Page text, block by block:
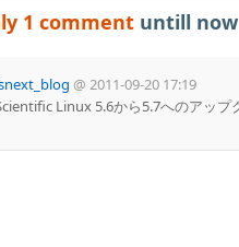
1 comment untill now
@ 2011-09-20 17:19
Linux 5.6から5.7へのアップ